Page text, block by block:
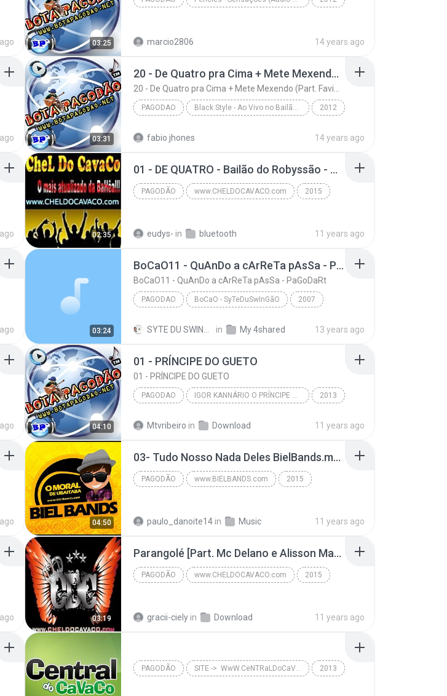
03:25 marcio2806 14 years ago
03:31
20 - De Quatro pra Cima + Mete Mexendo (Part. Favinho)
PAGODAO Black Style - Ao Vivo no Bailão do Robsão 25.11.12 - Www.Botapagodao.Net 2012
fabio jhones 14 years ago
02:35
01 - DE QUATRO - Bailão do Robyssão - CD Ambiguidade 2015.mp3
PAGODÃO www.CHELDOCAVACO.com 2015
eudys- in bluetooth 11 years ago
03:24
BoCaO11 - QuAnDo a cArReTa pAsSa - PaGoDaRt
BoCaO11 - QuAnDo a cArReTa pAsSa - PaGoDaRt
PAGODAO BoCaO - SyTeDuSwInGãO 2007
in My 4shared 13 years ago
04:10
01 - PRÍNCIPE DO GUETO
01 - PRÍNCIPE DO GUETO
PAGODAO IGOR KANNÁRIO O PRÍNCIPE DO GUETO - DEUS ESTÁ NO COMANDO • @Botapagodao_Net 2013
Mtvribeiro in Download 11 years ago
04:50
03- Tudo Nosso Nada Deles BielBands.mp3
PAGODÃO www.BIELBANDS.com 2015
paulo_danoite14 in Music 11 years ago
03:19
Parangolé [Part. Mc Delano e Alisson Max] - Devagarinho 2015.mp3
PAGODÃO www.CHELDOCAVACO.com 2015
gracii-ciely in Download 11 years ago
PAGODÃO SITE ->  WwW.CeNTRaLDoCaVaCo.NeT  TWITTER -> @centraldocavaco 2013